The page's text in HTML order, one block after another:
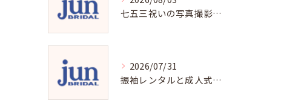
七五三祝いの写真撮影で残す成長の瞬間
2026/07/31
振袖レンタルと成人式の用意チェックリストで失敗ゼロ